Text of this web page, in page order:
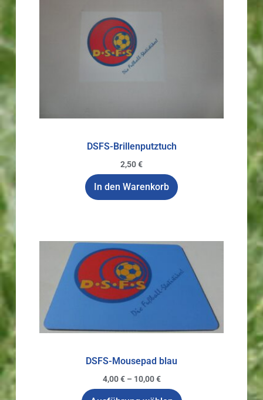
DSFS-Brillenputztuch
2,50€
In den Warenkorb
DSFS-Mousepad blau
4,00€ – 10,00€